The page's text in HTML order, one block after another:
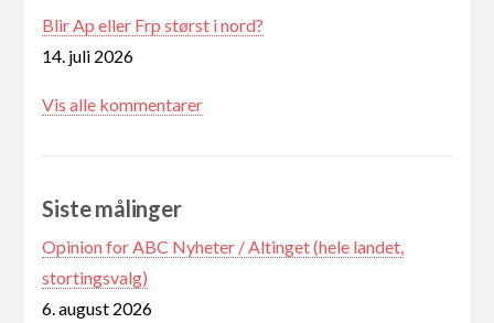
Blir Ap eller Frp størst i nord?
14. juli 2026
Vis alle kommentarer
Siste målinger
Opinion for ABC Nyheter / Altinget (hele landet,
stortingsvalg)
6. august 2026